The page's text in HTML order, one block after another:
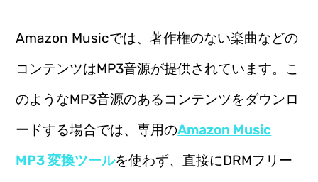
Amazon Musicでは、著作権のない楽曲などの
コンテンツはMP3音源が提供されています。こ
のようなMP3音源のあるコンテンツをダウンロ
ードする場合では、専用のAmazon Music
MP3 変換ツールを使わず、直接にDRMフリー